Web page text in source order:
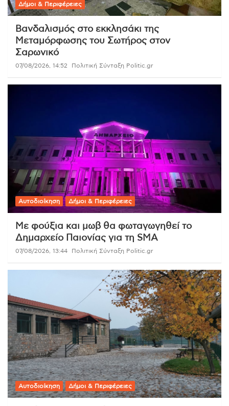
Δήμοι & Περιφέρειες
Βανδαλισμός στο εκκλησάκι της
Μεταμόρφωσης του Σωτήρος στον
Σαρωνικό
07/08/2026, 14:52 Πολιτική Σύνταξη Politic.gr
Αυτοδιοίκηση Δήμοι & Περιφέρειες
Με φούξια και μωβ θα φωταγωγηθεί το
Δημαρχείο Παιονίας για τη SMA
07/08/2026, 13:44 Πολιτική Σύνταξη Politic.gr
Αυτοδιοίκηση Δήμοι & Περιφέρειες